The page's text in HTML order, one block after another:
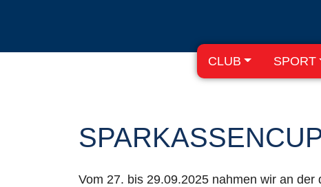
CLUB SPORT
Vom 27. bis 29.09.2025 nahmen wir an